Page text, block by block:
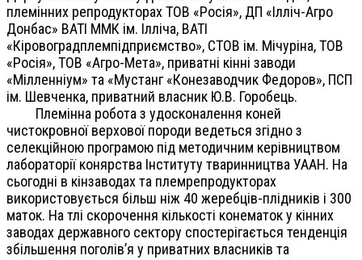
племінних репродукторах ТОВ «Росія», ДП «Ілліч-Агро
Донбас» ВАТІ ММК ім. Ілліча, ВАТІ
«Кіровоградплемпідприємство», СТОВ ім. Мічуріна, ТОВ
«Росія», ТОВ «Агро-Мета», приватні кінні заводи
«Мілленніум» та «Мустанг «Конезаводчик Федоров», ПСП
ім. Шевченка, приватний власник Ю.В. Горобець.
Племінна робота з удосконалення коней
чистокровної верхової породи ведеться згідно з
селекційною програмою під методичним керівництвом
лабораторії конярства Інституту тваринництва УААН. На
сьогодні в кінзаводах та племрепродукторах
використовується більш ніж 40 жеребців-плідників і 300
маток. На тлі скорочення кількості конематок у кінних
заводах державного сектору спостерігається тенденція
збільшення поголів’я у приватних власників та